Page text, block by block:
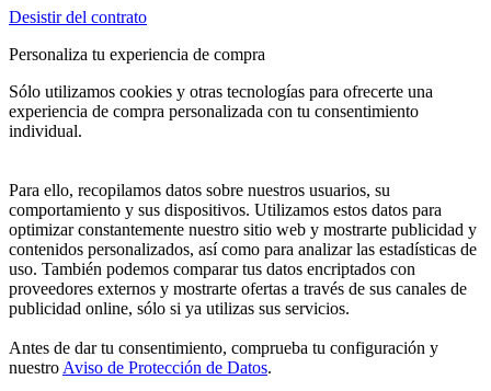
Desistir del contrato
Personaliza tu experiencia de compra
Sólo utilizamos cookies y otras tecnologías para ofrecerte una
experiencia de compra personalizada con tu consentimiento
individual.
Para ello, recopilamos datos sobre nuestros usuarios, su
comportamiento y sus dispositivos. Utilizamos estos datos para
optimizar constantemente nuestro sitio web y mostrarte publicidad y
contenidos personalizados, así como para analizar las estadísticas de
uso. También podemos comparar tus datos encriptados con
proveedores externos y mostrarte ofertas a través de sus canales de
publicidad online, sólo si ya utilizas sus servicios.
Antes de dar tu consentimiento, comprueba tu configuración y
nuestroAviso de Protección de Datos.